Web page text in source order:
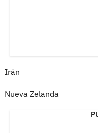
Irán
Nueva Zelanda